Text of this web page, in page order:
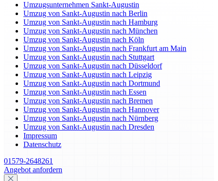
Umzugsunternehmen Sankt-Augustin
Umzug von Sankt-Augustin nach Berlin
Umzug von Sankt-Augustin nach Hamburg
Umzug von Sankt-Augustin nach München
Umzug von Sankt-Augustin nach Köln
Umzug von Sankt-Augustin nach Frankfurt am Main
Umzug von Sankt-Augustin nach Stuttgart
Umzug von Sankt-Augustin nach Düsseldorf
Umzug von Sankt-Augustin nach Leipzig
Umzug von Sankt-Augustin nach Dortmund
Umzug von Sankt-Augustin nach Essen
Umzug von Sankt-Augustin nach Bremen
Umzug von Sankt-Augustin nach Hannover
Umzug von Sankt-Augustin nach Nürnberg
Umzug von Sankt-Augustin nach Dresden
Impressum
Datenschutz
01579-2648261
Angebot anfordern